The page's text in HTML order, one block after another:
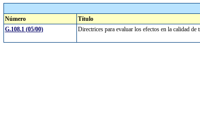
Número
Título
G.108.1 (05/00)
Directrices para evaluar los efectos en la calidad